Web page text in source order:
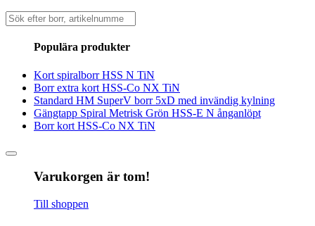
Sök
efter:
Populära produkter
Kort spiralborr HSS N TiN
Borr extra kort HSS-Co NX TiN
Standard HM SuperV borr 5xD med invändig kylning
Gängtapp Spiral Metrisk Grön HSS-E N ånganlöpt
Borr kort HSS-Co NX TiN
Varukorgen är tom!
Till shoppen